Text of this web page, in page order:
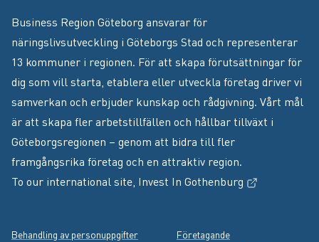
Business Region Göteborg ansvarar för
näringslivsutveckling i Göteborgs Stad och representerar
13 kommuner i regionen. För att skapa förutsättningar för
dig som vill starta, etablera eller utveckla företag driver vi
samverkan och erbjuder kunskap och rådgivning. Vårt mål
är att skapa fler arbetstillfällen och hållbar tillväxt i
Göteborgsregionen – genom att bidra till fler
framgångsrika företag och en attraktiv region.
To our international site, Invest In Gothenburg
Footer menu
Behandling av personuppgifter
Företagande